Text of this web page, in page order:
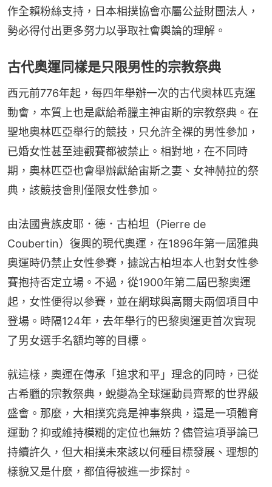
作全賴粉絲支持，日本相撲協會亦屬公益財團法人，
勢必得付出更多努力以爭取社會輿論的理解。
古代奧運同樣是只限男性的宗教祭典
西元前776年起，每四年舉辦一次的古代奧林匹克運
動會，本質上也是獻給希臘主神宙斯的宗教祭典。在
聖地奧林匹亞舉行的競技，只允許全裸的男性參加，
已婚女性甚至連觀賽都被禁止。相對地，在不同時
期，奧林匹亞也會舉辦獻給宙斯之妻、女神赫拉的祭
典，該競技會則僅限女性參加。
由法國貴族皮耶．德．古柏坦（Pierre de
Coubertin）復興的現代奧運，在1896年第一屆雅典
奧運時仍禁止女性參賽，據說古柏坦本人也對女性參
賽抱持否定立場。不過，從1900年第二屆巴黎奧運
起，女性便得以參賽，並在網球與高爾夫兩個項目中
登場。時隔124年，去年舉行的巴黎奧運更首次實現
了男女選手名額均等的目標。
就這樣，奧運在傳承「追求和平」理念的同時，已從
古希臘的宗教祭典，蛻變為全球運動員齊聚的世界級
盛會。那麼，大相撲究竟是神事祭典，還是一項體育
運動？抑或維持模糊的定位也無妨？儘管這項爭論已
持續許久，但大相撲未來該以何種目標發展、理想的
樣貌又是什麼，都值得被進一步探討。